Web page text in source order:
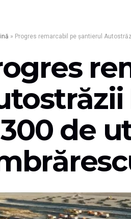
» Progres remarcabil pe șantierul
de